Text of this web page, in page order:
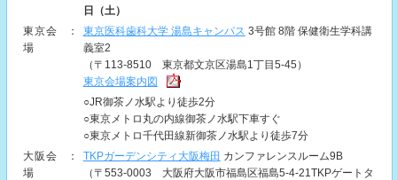
日（土）
東京会
場
： 東京医科歯科大学 湯島キャンパス 3号館 8階 保健衛生学科講
義室2
（〒113-8510 東京都文京区湯島1丁目5-45）
東京会場案内図
○JR御茶ノ水駅より徒歩2分
○東京メトロ丸の内線御茶ノ水駅下車すぐ
○東京メトロ千代田線新御茶ノ水駅より徒歩7分
大阪会
場
： TKPガーデンシティ大阪梅田 カンファレンスルーム9B
（〒553-0003 大阪府大阪市福島区福島5-4-21TKPゲートタ